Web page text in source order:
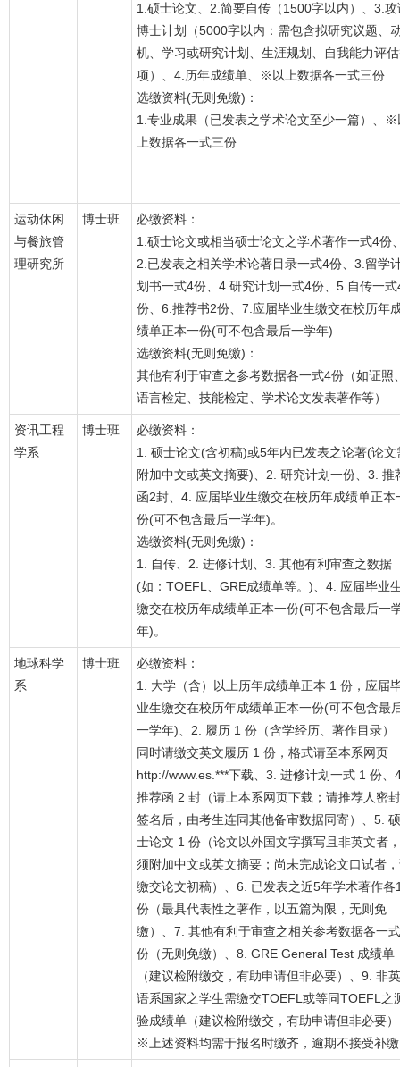
1.硕士论文、2.简要自传（1500字以内）、3.攻
博士计划（5000字以内：需包含拟研究议题、
机、学习或研究计划、生涯规划、自我能力评
项）、4.历年成绩单、※以上数据各一式三份
选缴资料(无则免缴)：
1.专业成果（已发表之学术论文至少一篇）、※
上数据各一式三份
运动休闲
与餐旅管
理研究所
博士班
必缴资料：
1.硕士论文或相当硕士论文之学术著作一式4份
2.已发表之相关学术论著目录一式4份、3.留学
划书一式4份、4.研究计划一式4份、5.自传一式
份、6.推荐书2份、7.应届毕业生缴交在校历年
绩单正本一份(可不包含最后一学年)
选缴资料(无则免缴)：
其他有利于审查之参考数据各一式4份（如证照
语言检定、技能检定、学术论文发表著作等）
资讯工程
学系
博士班
必缴资料：
1. 硕士论文(含初稿)或5年内已发表之论著(论文
附加中文或英文摘要)、2. 研究计划一份、3. 推
函2封、4. 应届毕业生缴交在校历年成绩单正本
份(可不包含最后一学年)。
选缴资料(无则免缴)：
1. 自传、2. 进修计划、3. 其他有利审查之数据
(如：TOEFL、GRE成绩单等。)、4. 应届毕业
缴交在校历年成绩单正本一份(可不包含最后一
年)。
地球科学
系
博士班
必缴资料：
1. 大学（含）以上历年成绩单正本 1 份，应届
业生缴交在校历年成绩单正本一份(可不包含最
一学年)、2. 履历 1 份（含学经历、著作目录）
同时请缴交英文履历 1 份，格式请至本系网页
http://www.es.***下载、3. 进修计划一式 1 份、
推荐函 2 封（请上本系网页下载；请推荐人密封
签名后，由考生连同其他备审数据同寄）、5. 硕
士论文 1 份（论文以外国文字撰写且非英文者，
须附加中文或英文摘要；尚未完成论文口试者
缴交论文初稿）、6. 已发表之近5年学术著作各
份（最具代表性之著作，以五篇为限，无则免
缴）、7. 其他有利于审查之相关参考数据各一
份（无则免缴）、8. GRE General Test 成绩单
（建议检附缴交，有助申请但非必要）、9. 非英
语系国家之学生需缴交TOEFL或等同TOEFL之
验成绩单（建议检附缴交，有助申请但非必要
※上述资料均需于报名时缴齐，逾期不接受补缴